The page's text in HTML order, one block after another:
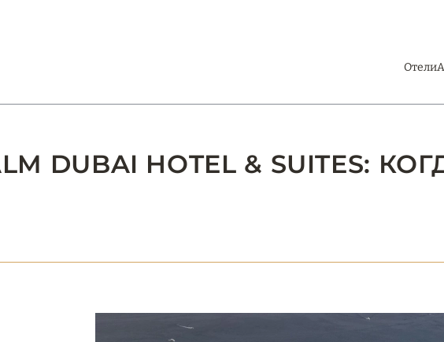
Отели
DUBAI HOTEL & SUITES: